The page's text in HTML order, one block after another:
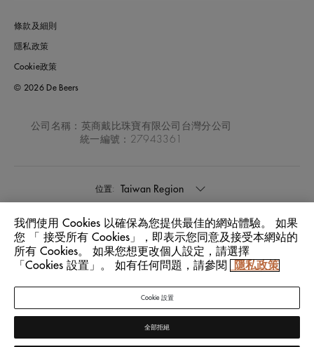
條款及細則
隱私政策
Cookie政策
© 2026 De Beers
公司名稱：英商戴比珠寶有限公司台灣分公司
統一編號：27943361
位置: Taiwan Region
語言: 中文
我們使用 Cookies 以確保為您提供最佳的網站體驗。 如果
您 「 接受所有 Cookies」，即表示您同意及接受本網站的
所有 Cookies。 如果您想更改個人設定，請選擇
「Cookies 設置」。 如有任何問題，請參閱
隱私政策
Cookie 設置
全部拒絕